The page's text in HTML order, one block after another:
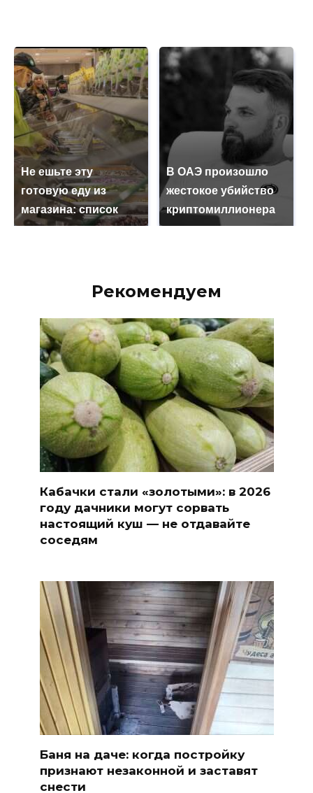
Не ешьте эту
готовую еду из
магазина: список
В ОАЭ произошло
жестокое убийство
криптомиллионера
Рекомендуем
Кабачки стали «золотыми»: в 2026
году дачники могут сорвать
настоящий куш — не отдавайте
соседям
Баня на даче: когда постройку
признают незаконной и заставят
снести